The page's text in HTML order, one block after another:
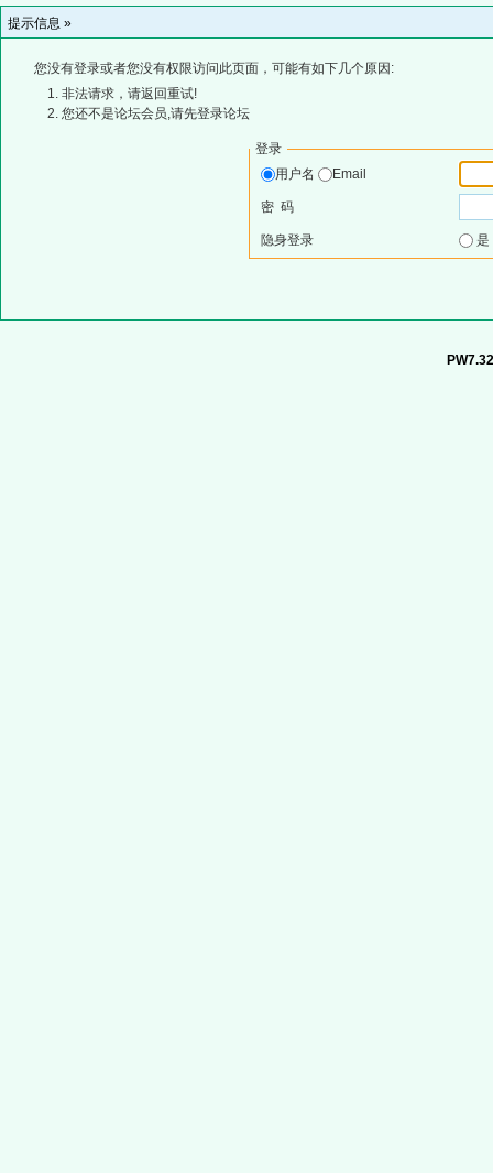
提示信息 »
您没有登录或者您没有权限访问此页面，可能有如下几个原因:
非法请求，请返回重试!
您还不是论坛会员,请先登录论坛
登录
用户名
Email
密 码
隐身登录